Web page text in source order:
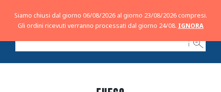
ℹ
Siamo chiusi dal giorno 06/08/2026 al giorno 23/08/2026 compresi.
Gli ordini ricevuti verranno processati dal giorno 24/08. IGNORA